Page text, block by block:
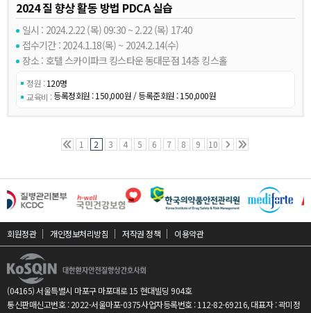
2024 질 향상 활동 방법 PDCA 실습
일시 : 2024.2.22 (목) 09:30 ~ 2.22 (목) 17:40
접수기간 : 2024.1.18(목) ~ 2024.2.14(수)
장소 : 호텔 스카이파크 킹스타운 동대문점 14층 킹스홀
정원 :120명
교육비 :등록정회원 : 150,000원 / 등록준회원 : 150,000원
1 2 3 4 5 6 7 8 9 10
회원정관 개인정보처리방침 저작권 정책 이용약관
(04165) 서울특별시 마포구 마포대로 15 현대빌딩 904호
통신판매신고번호 : 2022-서울마포-0375사업자등록번호 : 112-82-69216, 대표자 : 곽미정